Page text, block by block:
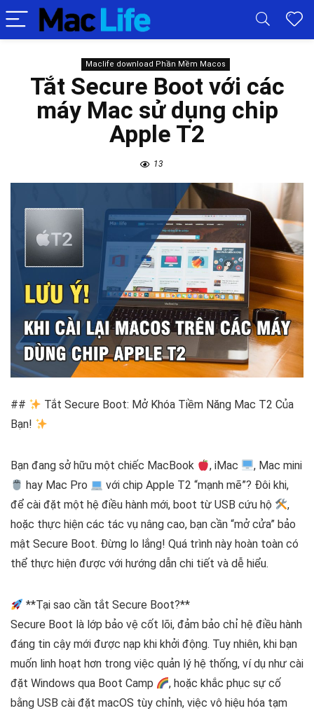
Maclife download Phần Mềm Macos
Tắt Secure Boot với các
máy Mac sử dụng chip
Apple T2
13
##
Tắt Secure Boot: Mở Khóa Tiềm Năng Mac T2 Của
Bạn!
Bạn đang sở hữu một chiếc MacBook , iMac
, Mac mini
hay Mac Pro
với chip Apple T2 “mạnh mẽ”? Đôi khi,
để cài đặt một hệ điều hành mới, boot từ USB cứu hộ
,
hoặc thực hiện các tác vụ nâng cao, bạn cần “mở cửa” bảo
mật Secure Boot. Đừng lo lắng! Quá trình này hoàn toàn có
thể thực hiện được với hướng dẫn chi tiết và dễ hiểu.
**Tại sao cần tắt Secure Boot?**
Secure Boot là lớp bảo vệ cốt lõi, đảm bảo chỉ hệ điều hành
đáng tin cậy mới được nạp khi khởi động. Tuy nhiên, khi bạn
muốn linh hoạt hơn trong việc quản lý hệ thống, ví dụ như cài
đặt Windows qua Boot Camp
, hoặc khắc phục sự cố
bằng USB cài đặt macOS tùy chỉnh, việc vô hiệu hóa tạm